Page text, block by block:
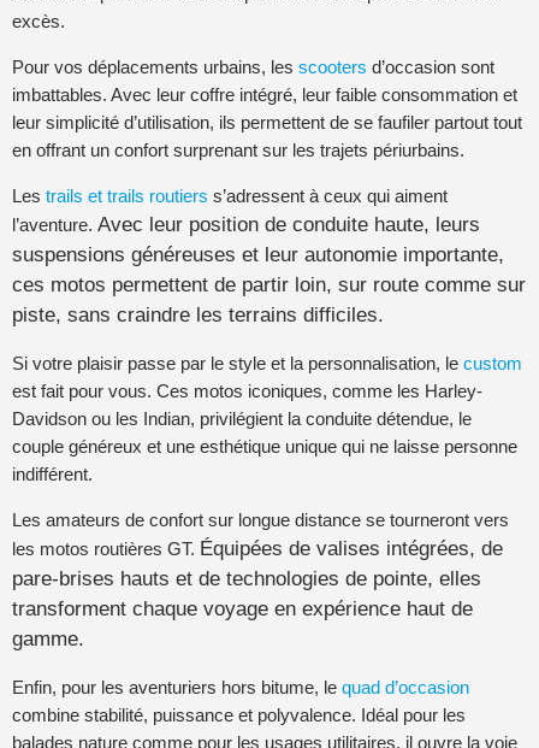
excès.
Pour vos déplacements urbains, les scooters d’occasion sont
imbattables. Avec leur coffre intégré, leur faible consommation et
leur simplicité d’utilisation, ils permettent de se faufiler partout tout
en offrant un confort surprenant sur les trajets périurbains.
Les trails et trails routiers s’adressent à ceux qui aiment
l’aventure. Avec leur position de conduite haute, leurs
suspensions généreuses et leur autonomie importante,
ces motos permettent de partir loin, sur route comme sur
piste, sans craindre les terrains difficiles.
Si votre plaisir passe par le style et la personnalisation, le custom
est fait pour vous. Ces motos iconiques, comme les Harley-
Davidson ou les Indian, privilégient la conduite détendue, le
couple généreux et une esthétique unique qui ne laisse personne
indifférent.
Les amateurs de confort sur longue distance se tourneront vers
les motos routières GT. Équipées de valises intégrées, de
pare-brises hauts et de technologies de pointe, elles
transforment chaque voyage en expérience haut de
gamme.
Enfin, pour les aventuriers hors bitume, le quad d’occasion
combine stabilité, puissance et polyvalence. Idéal pour les
balades nature comme pour les usages utilitaires, il ouvre la voie